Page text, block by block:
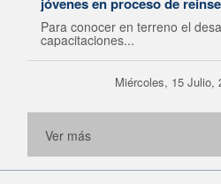
Para conocer en terreno el
capacitaciones...
Miércoles, 15 Julio,
Ver más